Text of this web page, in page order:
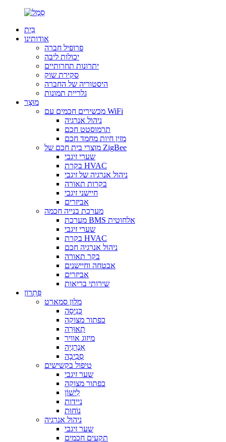
בַּיִת
אודותינו
פרופיל חברה
יכולות ליבה
יתרונות תחרותיים
סקירת שוק
היסטוריה של החברה
גלריית תמונות
מוּצָר
מכשירים חכמים עם WiFi
ניהול אנרגיה
תרמוסטט חכם
מזין חיות מחמד חכם
מוצרי בית חכם של ZigBee
שערי זיגבי
בקרת HVAC
ניהול אנרגיה של זיגבי
בקרות תאורה
חיישני זיגבי
אביזרים
מערכת בנייה חכמה
מערכת BMS אלחוטית
שערי זיגבי
בקרת HVAC
ניהול אנרגיה חכם
בקר תאורה
אבטחה וחיישנים
אביזרים
שירותי בריאות
פִּתָרוֹן
מלון סמארט
כְּנִיסָה
כפתור מצוקה
תְאוּרָה
מיזוג אוויר
אֵנֶרְגִיָה
סְבִיבָה
טיפול בקשישים
שער זיגבי
כפתור מצוקה
לִישׁוֹן
ניידות
נוֹחוּת
ניהול אנרגיה
שער זיגבי
תקעים חכמים